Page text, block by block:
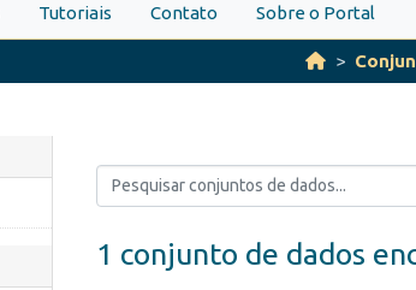
Tutoriais Contato Sobre o Portal
1 conjunto de dados